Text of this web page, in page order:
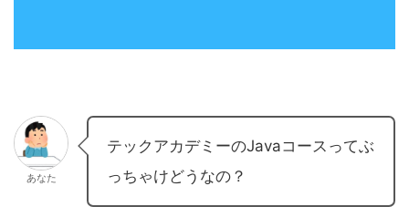
あなた
テックアカデミーのJavaコースってぶ
っちゃけどうなの？